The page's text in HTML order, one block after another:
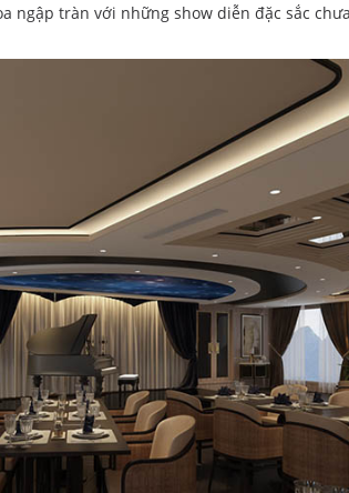
ngập tràn với những show diễn đặc sắc